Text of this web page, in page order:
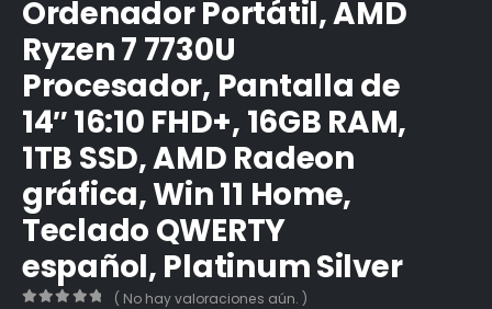
Ordenador Portátil, AMD
Ryzen 7 7730U
Procesador, Pantalla de
14″ 16:10 FHD+, 16GB RAM,
1TB SSD, AMD Radeon
gráfica, Win 11 Home,
Teclado QWERTY
español, Platinum Silver
( No hay valoraciones aún. )